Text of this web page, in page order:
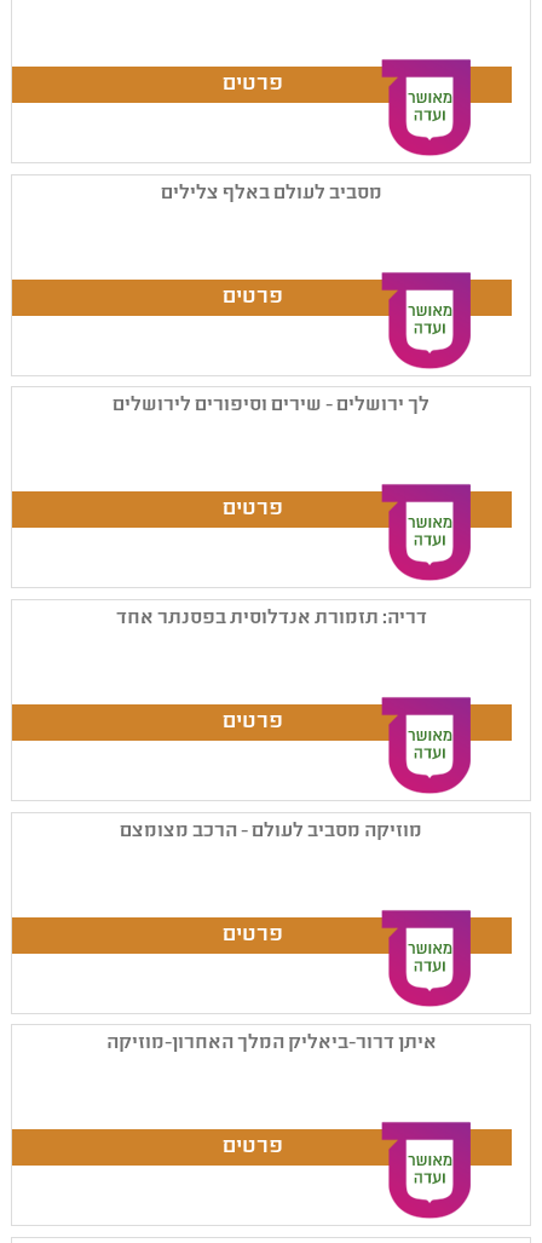
מסביב לעולם באלף צלילים
לך ירושלים - שירים וסיפורים לירושלים
דריה: תזמורת אנדלוסית בפסנתר אחד
מוזיקה מסביב לעולם - הרכב מצומצם
איתן דרור-ביאליק המלך האחרון-מוזיקה